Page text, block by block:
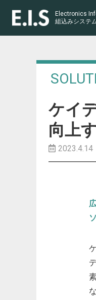
Electronics
組込みシステ
ケイ
向上
2023.4.14